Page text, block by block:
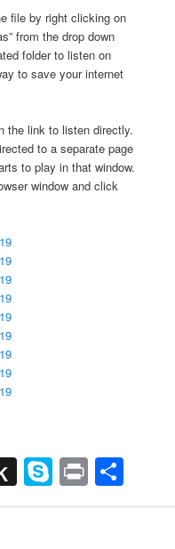
file by right clicking on
from the drop down
folder to listen on
to save your internet
the link to listen directly.
to a separate page
to play in that window.
window and click
Push
to
Skype
Print